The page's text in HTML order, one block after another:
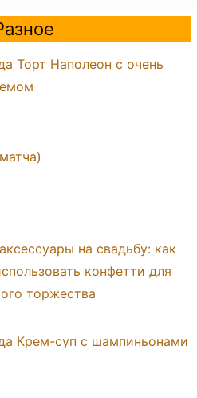
Торт Наполеон с очень
на свадьбу: как
конфетти для
торжества
Крем-суп с шампиньонами